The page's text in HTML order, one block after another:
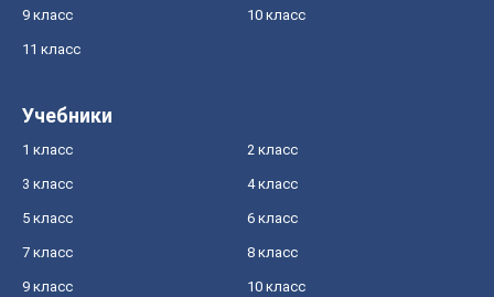
9 класс 10 класс
11 класс
Учебники
1 класс 2 класс
3 класс 4 класс
5 класс 6 класс
7 класс 8 класс
9 класс 10 класс